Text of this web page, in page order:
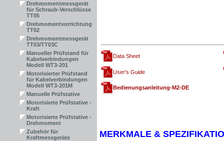
Drehmomentmessgerät
für Schraub-Verschlüsse
TT05
Drehmomentvorrichtung
TT02
Drehmomentmessgerät
TT03/TT03C
Manueller Prüfstand für
Kabelverbindungen
Modell WT3-201
Motorisierter Prüfstand
für Kabelverbindungen
Modell WT3-201M
Manuelle Prüfstative
Motorisierte Prüfstative -
Kraft
Motorisierte Prüfstative -
Drehmoment
Zubehör für
Kraftmessgeräte
Data Sheet
User's Guide
Bedienungsanleitung-M2-DE
MERKMALE &